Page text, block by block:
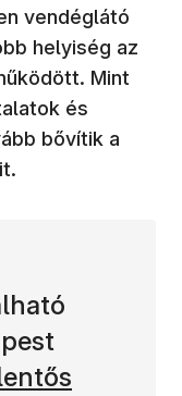
vendéglátó
helyiség az
Mint
és
bővítik a
nyílik